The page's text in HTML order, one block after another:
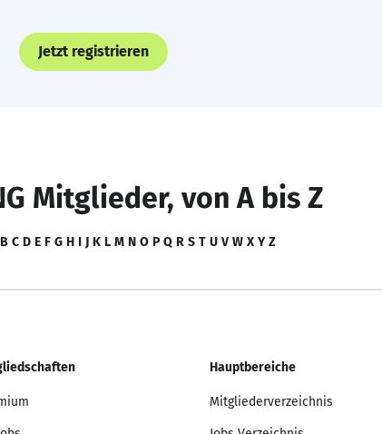
Jetzt registrieren
Mitglieder, von A bis Z
B C D E F G H I J K L M N O P Q R S T U V W X Y Z
Hauptbereiche
Mitgliederverzeichnis